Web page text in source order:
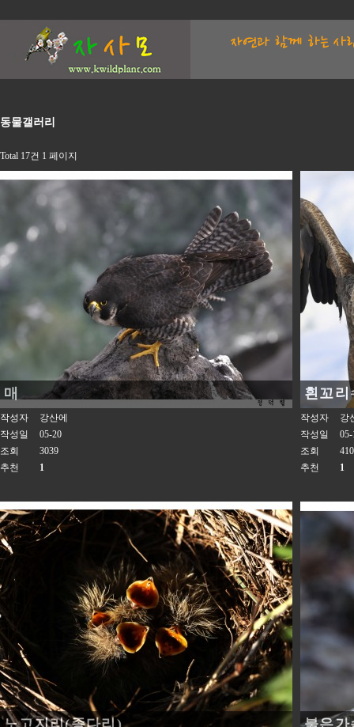
동물갤러리
Total 17건 1 페이지
매
작성자
강산에
작성일
05-20
조회
3039
추천
1
흰꼬리
작성자
강
작성일
05-
조회
추천
1
노고지리(종다리) 붉은가